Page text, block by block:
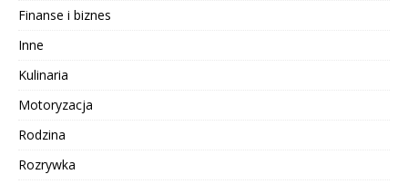
Finanse i biznes
Inne
Kulinaria
Motoryzacja
Rodzina
Rozrywka